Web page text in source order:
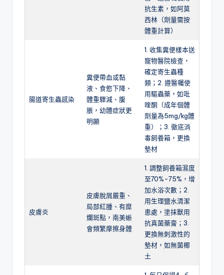
抗生素，如阿莫
西林（劑量需按
體重計算）
腸道寄生蟲感染
糞便帶血或黏
液、食慾下降、
體重驟減、腹
脹，幼體症狀更
明顯
1. 收集糞便樣本送
寵物醫院檢查，
確定寄生蟲種
類；2. 遵醫囑使
用驅蟲藥，如吡
喹酮（成年個體
劑量為5mg/kg體
重）；3. 徹底消
毒飼養箱，更換
墊材
皮膚炎
皮膚脫屑嚴重、
局部紅腫、有糜
爛斑點，南美蜥
會頻繁摩擦身體
1. 調整飼養箱濕度
至70%-75%，增
加水浴次數；2.
用生理鹽水清潔
患處，塗抹獸用
抗真菌藥膏；3.
更換無刺激性的
墊材，如無菌椰
土